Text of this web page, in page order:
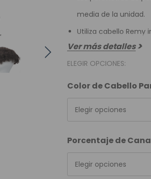
media de la unidad.
Utiliza cabello Remy
Ver más detalles
ELEGIR OPCIONES:
Color de Cabello
Elegir opciones
Porcentaje de
Elegir opciones